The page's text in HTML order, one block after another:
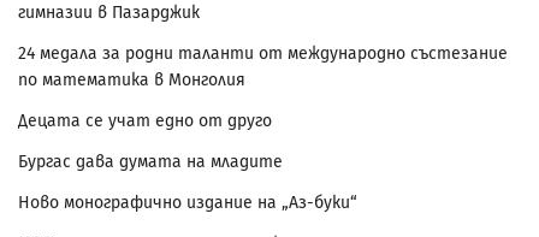
гимназии в Пазарджик
24 медала за родни таланти от международно състезание
по математика в Монголия
Децата се учат едно от друго
Бургас дава думата на младите
Ново монографично издание на „Аз-буки“